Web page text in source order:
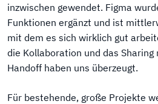
inzwischen gewendet. Figma
Funktionen ergänzt und ist
mit dem es sich wirklich gut
die Kollaboration und das
Handoff haben uns überzeugt.
Für bestehende, große Projekte